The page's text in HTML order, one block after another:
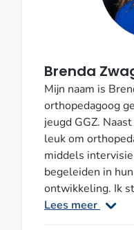
Brenda
Mijn naam is
orthopedagoog
jeugd GGZ.
leuk om
middels
begeleiden in
ontwikkeling. Ik
supervisor bij de
Almere. Als je
Lees meer